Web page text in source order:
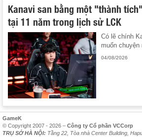
Kanavi san bằng một "thành
tại 11 năm trong lịch sử LCK
Có lẽ chính
muốn chuyện
04/08/2026
GameK
© Copyright 2007 - 2026 – Công ty Cổ phần VCCorp
TRỤ SỞ HÀ NỘI: Tầng 22, Tòa nhà Center Building,